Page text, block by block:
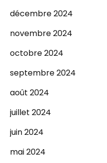
décembre 2024
novembre 2024
octobre 2024
septembre 2024
août 2024
juillet 2024
juin 2024
mai 2024